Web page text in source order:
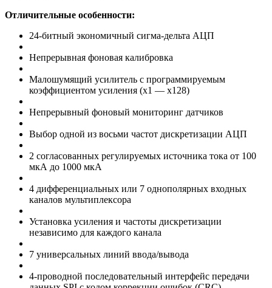
Отличительные особенности:
24-битный экономичный сигма-дельта АЦП
Непрерывная фоновая калибровка
Малошумящий усилитель с программируемым
коэффициентом усиления (х1 — х128)
Непрерывный фоновый мониторинг датчиков
Выбор одной из восьми частот дискретизации АЦП
2 согласованных регулируемых источника тока от 100
мкА до 1000 мкА
4 дифференциальных или 7 однополярных входных
каналов мультиплексора
Установка усиления и частоты дискретизации
независимо для каждого канала
7 универсальных линий ввода/вывода
4-проводной последовательный интерфейс передачи